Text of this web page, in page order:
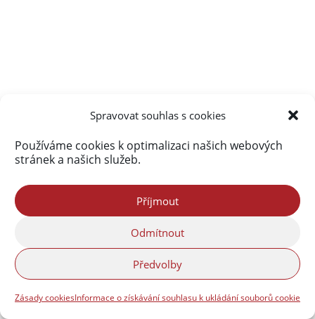
Spravovat souhlas s cookies
Používáme cookies k optimalizaci našich webových
stránek a našich služeb.
Příjmout
Odmítnout
Předvolby
Zásady cookiesInformace o získávání souhlasu k ukládání souborů cookie